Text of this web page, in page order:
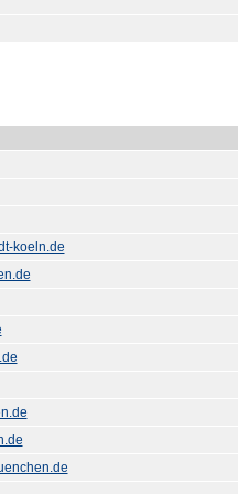
koeln.de